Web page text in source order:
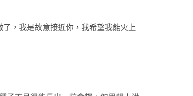
，我是故意接近你，我希望我能火上